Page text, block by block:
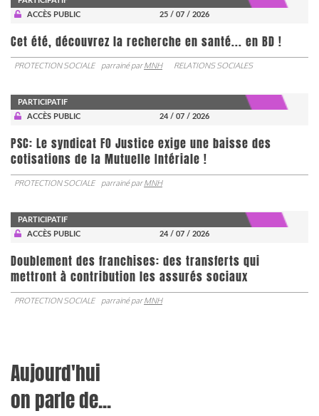
ACCÈS PUBLIC
25 / 07 / 2026
Cet été, découvrez la recherche en santé... en BD !
PROTECTION SOCIALE parrainé parMNH RELATIONS SOCIALES
PARTICIPATIF
ACCÈS PUBLIC
24 / 07 / 2026
PSC: Le syndicat FO Justice exige une baisse des
cotisations de la Mutuelle Intériale !
PROTECTION SOCIALE parrainé parMNH
PARTICIPATIF
ACCÈS PUBLIC
24 / 07 / 2026
Doublement des franchises: des transferts qui
mettront à contribution les assurés sociaux
PROTECTION SOCIALE parrainé parMNH
Aujourd'hui
on parle de...